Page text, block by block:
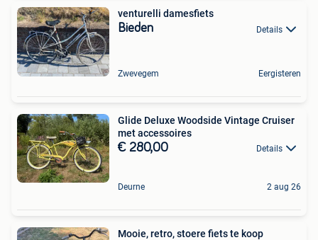
venturelli damesfiets
Bieden Details
Zwevegem Eergisteren
Glide Deluxe Woodside Vintage Cruiser
met accessoires
€ 280,00 Details
Deurne 2 aug 26
Mooie, retro, stoere fiets te koop